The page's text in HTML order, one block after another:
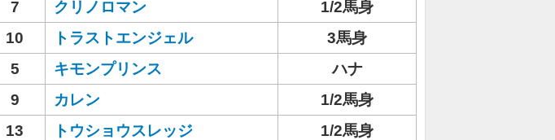
7 クリノロマン
1/2馬身
10 トラストエンジェル
3馬身
5 キモンプリンス
ハナ
9 カレン
1/2馬身
13 トウショウスレッジ
1/2馬身